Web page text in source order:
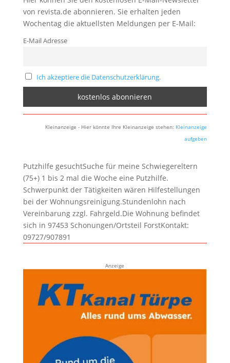
von revista.de abonnieren. Sie erhalten jeden
Wochentag die aktuellsten Meldungen per E-Mail:
E-Mail Adresse
Ich akzeptiere die Datenschutzerklärung.
Kleinanzeige - Hier könnte Ihre Kleinanzeige stehen: Kleinanzeige
aufgeben
Putzhilfe gesuchtSuche für meine Schwiegereltern
(75+) 1 bis 2 mal die Woche eine Putzhilfe.
Schwerpunkt der Tätigkeiten wären Hilfestellungen
bei der Wohnungsreinigung.Stundenlohn nach
Vereinbarung zzgl. Fahrgeld.Die Wohnung befindet
sich in 97453 Schonungen/Ortsteil ForstKontakt:
09727/907891
Anzeige